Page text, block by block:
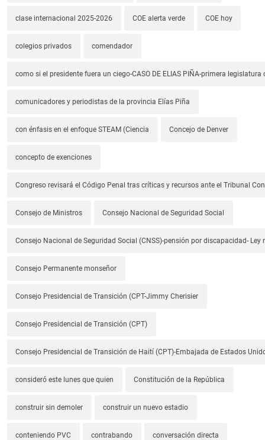
clase internacional 2025-2026 COE alerta verde COE hoy
colegios privados comendador
como si el presidente fuera un ciego-CASO DE ELIAS PIÑA-primera legislatura
comunicadores y periodistas de la provincia Elías Piña
con énfasis en el enfoque STEAM (Ciencia Concejo de Denver
concepto de exenciones
Congreso revisará el Código Penal tras críticas y recursos ante el Tribunal
Consejo de Ministros Consejo Nacional de Seguridad Social
Consejo Nacional de Seguridad Social (CNSS)-pensión por discapacidad- Ley
Consejo Permanente monseñor
Consejo Presidencial de Transición (CPT-Jimmy Cherisier
Consejo Presidencial de Transición (CPT)
Consejo Presidencial de Transición de Haití (CPT)-Embajada de Estados
consideró este lunes que quien Constitución de la República
construir sin demoler construir un nuevo estadio
conteniendo PVC contrabando conversación directa